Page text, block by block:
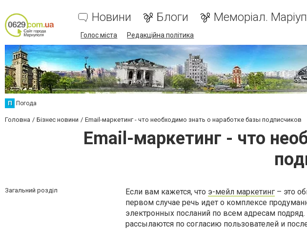
Новини Блоги Меморіал.
Голос міста Редакційна політика
П Погода
Головна Бізнес новини Email-маркетинг - что необходимо знать о наработке базы подписчиков
Email-маркетинг - что
Загальний розділ Если вам кажется, что э-мейл маркетинг – это
первом случае речь идет о комплексе
электронных посланий по всем адресам
рассылаются по согласию пользователей и